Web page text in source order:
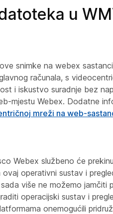
u
snimke na webex
računala, s
i iskustvo suradnje bez
mjestu Webex. Dodatne
mreži na web-
Webex službeno će
operativni sustav i
više ne možemo jamčiti
operacijski sustav i
onemogućili